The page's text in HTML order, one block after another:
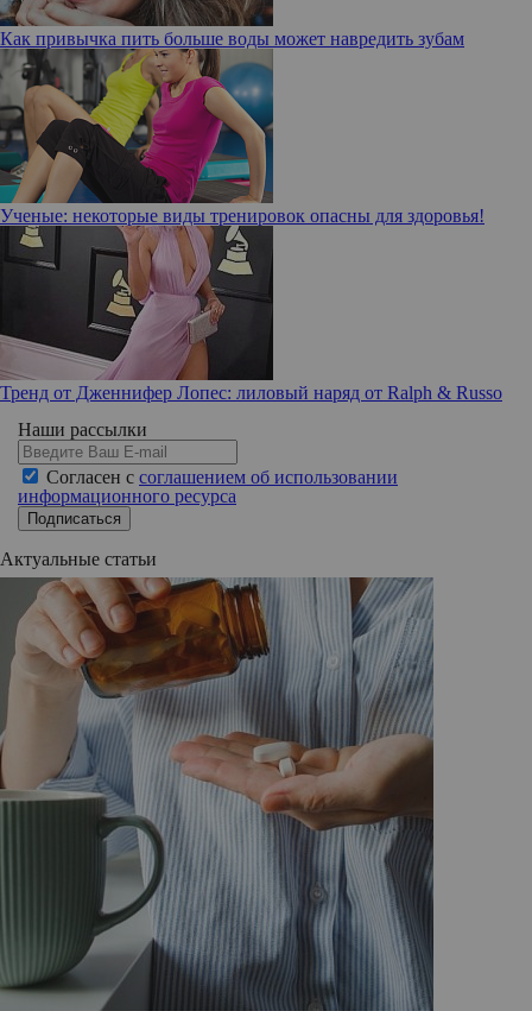
Как привычка пить больше воды может навредить зубам
Ученые: некоторые виды тренировок опасны для здоровья!
Тренд от Дженнифер Лопес: лиловый наряд от Ralph & Russo
Наши рассылки
Согласен с соглашением об использовании
информационного ресурса
Подписаться
Актуальные статьи